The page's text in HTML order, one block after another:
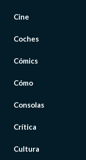
Cine
Coches
Cómics
Cómo
Consolas
Crítica
Cultura